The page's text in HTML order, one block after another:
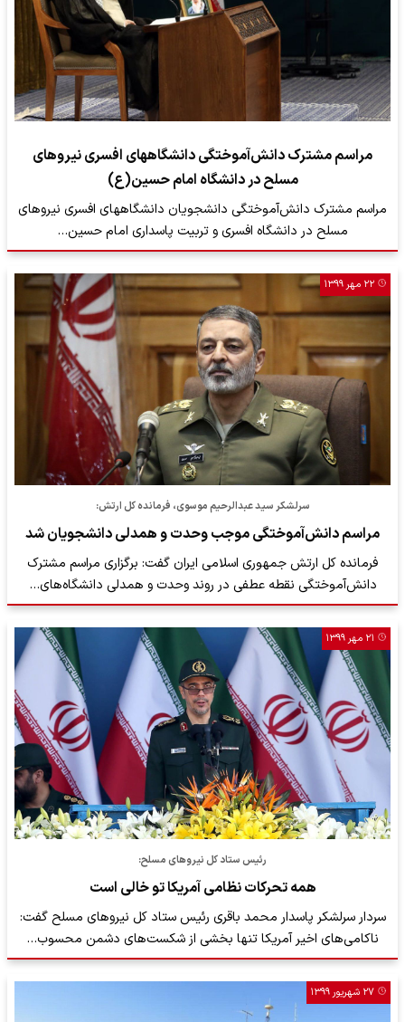
مراسم مشترک دانش‌آموختگی دانشگاههای افسری نیروهای
مسلح در دانشگاه امام حسین(ع)
مراسم مشترک دانش‌آموختگی دانشجویان دانشگاههای افسری نیروهای
مسلح در دانشگاه افسری و تربیت پاسداری امام حسین…
۲۲ مهر ۱۳۹۹
سرلشکر سید عبدالرحیم موسوی، فرمانده کل ارتش:
مراسم دانش‌آموختگی موجب وحدت و همدلی دانشجویان شد
فرمانده کل ارتش جمهوری اسلامی ایران گفت: برگزاری مراسم مشترک
دانش‌آموختگی نقطه عطفی در روند وحدت و همدلی دانشگاه‌های…
۲۱ مهر ۱۳۹۹
رئیس ستاد کل نیروهای مسلح:
همه تحرکات نظامی آمریکا تو خالی است
سردار سرلشکر پاسدار محمد باقری رئیس ستاد کل نیرو‌های مسلح گفت:
ناکامی‌های اخیر آمریکا تنها بخشی از شکست‌های دشمن محسوب…
۲۷ شهریور ۱۳۹۹